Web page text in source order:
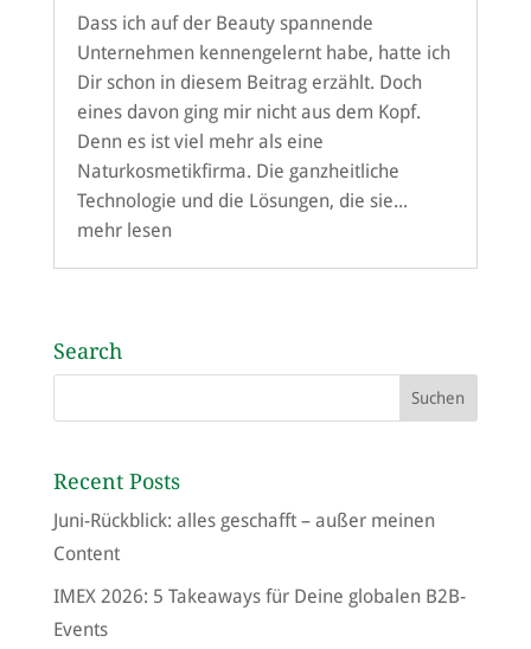
Dass ich auf der Beauty spannende
Unternehmen kennengelernt habe, hatte ich
Dir schon in diesem Beitrag erzählt. Doch
eines davon ging mir nicht aus dem Kopf.
Denn es ist viel mehr als eine
Naturkosmetikfirma. Die ganzheitliche
Technologie und die Lösungen, die sie...
mehr lesen
Search
Recent Posts
Juni-Rückblick: alles geschafft – außer meinen
Content
IMEX 2026: 5 Takeaways für Deine globalen B2B-
Events